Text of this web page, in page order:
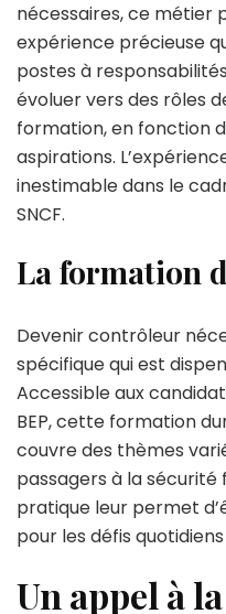
nécessaires, ce métier
expérience précieuse
postes à
évoluer vers des rôles
formation, en fonction
aspirations.
inestimable dans le
SNCF.
La formation
Devenir contrôleur
spécifique qui est
Accessible aux
BEP, cette formation
couvre des thèmes
passagers à la
pratique leur permet
pour les défis
Un appel à